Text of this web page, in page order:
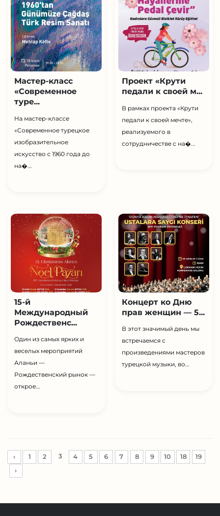
Мастер-класс
«Современное
туре...
На мастер-классе
«Современное турецкое
изобразительное
искусство с 1960 года до
на�...
Проект «Крути
педали к своей м...
В рамках проекта «Крути
педали к своей мечте»,
реализуемого в
сотрудничестве с на�...
15-й
Международный
Рождественс...
Один из самых ярких и
веселых мероприятий
Аланьи —
Рождественский рынок —
открое...
Концерт ко Дню
прав женщин — 5...
В этот значимый день мы
встречаемся с
произведениями мастеров
турецкой музыки, во...
‹ 1 2 3 4 5 6 7 8 9 10 18
19
›